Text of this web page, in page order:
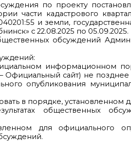
по проекту
части кадастрового
и земли,
с 22.08.2025 по 05.09.2025.
обсуждений
информационном
Официальный сайт) не
опубликования
в порядке, установленном
общественных
для официального